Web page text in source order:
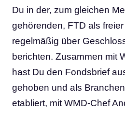
Du in der, zum gleichen
gehörenden, FTD als
regelmäßig über
berichten. Zusammen mit
hast Du den Fondsbrief
gehoben und als
etabliert, mit WMD-Chef